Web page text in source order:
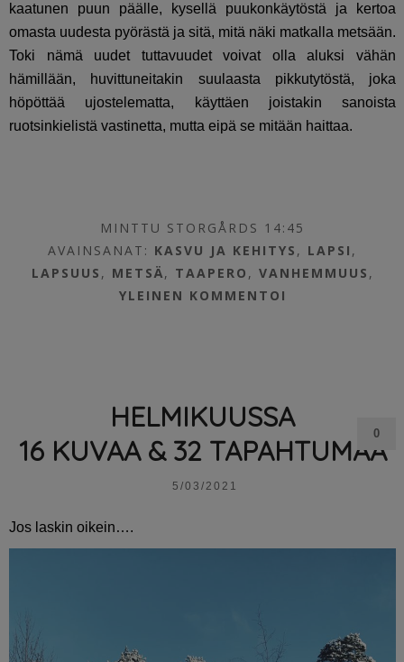
kaatunen puun päälle, kysellä puukonkäytöstä ja kertoa
omasta uudesta pyörästä ja sitä, mitä näki matkalla metsään.
Toki nämä uudet tuttavuudet voivat olla aluksi vähän
hämillään, huvittuneitakin suulaasta pikkutytöstä, joka
höpöttää ujostelematta, käyttäen joistakin sanoista
ruotsinkielistä vastinetta, mutta eipä se mitään haittaa.
MINTTU STORGÅRDS 14:45
AVAINSANAT: KASVU JA KEHITYS , LAPSI ,
LAPSUUS , METSÄ, TAAPERO , VANHEMMUUS ,
YLEINEN KOMMENTOI
HELMIKUUSSA
16 KUVAA & 32 TAPAHTUMAA
5/03/2021
0
Jos laskin oikein….